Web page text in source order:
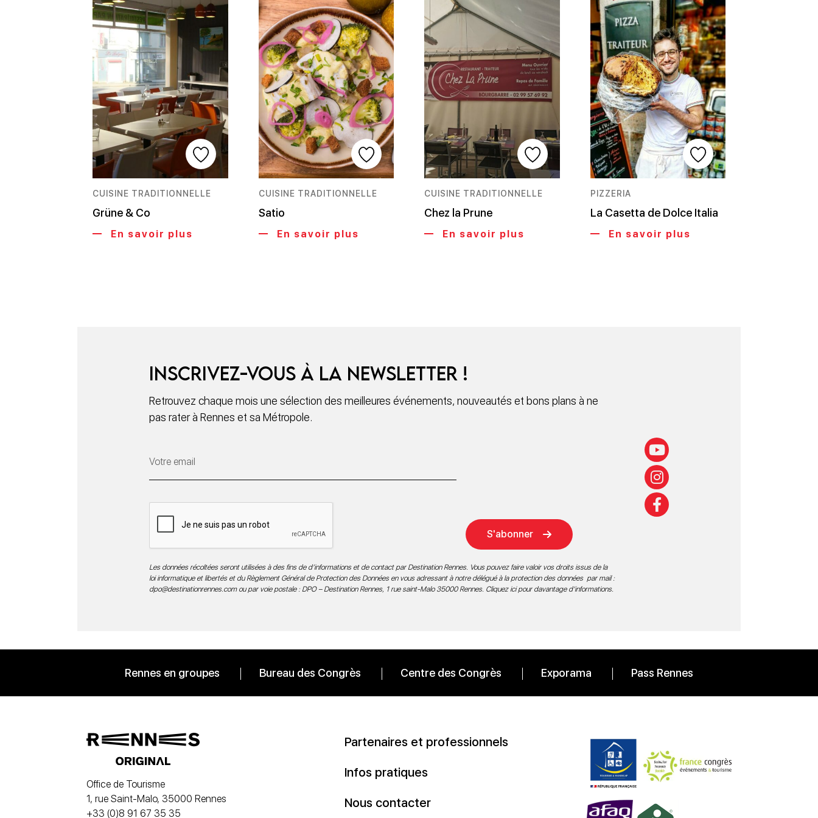
CUISINE TRADITIONNELLE
Grüne & Co
En savoir plus
CUISINE TRADITIONNELLE
Satio
En savoir plus
CUISINE TRADITIONNELLE
Chez la Prune
En savoir plus
PIZZERIA
La Casetta de Dolce Italia
En savoir plus
Inscrivez-vous à la newsletter !
Retrouvez chaque mois une sélection des meilleures événements, nouveautés et bons plans à ne
pas rater à Rennes et sa Métropole.
S'abonner
Les données récoltées seront utilisées à des fins de d’informations et de contact par Destination Rennes. Vous pouvez faire valoir vos droits issus de la
loi informatique et libertés et du Règlement Général de Protection des Données en vous adressant à notre délégué à la protection des données par mail :
dpo@destinationrennes.comou par voie postale : DPO – Destination Rennes, 1 rue saint-Malo 35000 Rennes. Cliquez ici pour davantage d’informations.
Rennes en groupes Bureau des Congrès Centre des Congrès Exporama Pass Rennes
Office de Tourisme
1, rue Saint-Malo, 35000 Rennes
+33 (0)8 91 67 35 35
Partenaires et professionnels
Infos pratiques
Nous contacter